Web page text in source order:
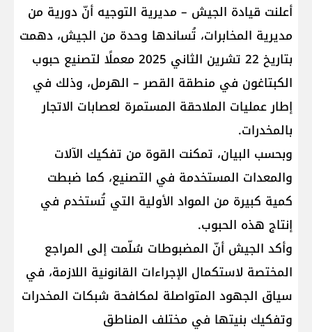
أعلنت قيادة الجيش – مديرية التوجيه أنّ دورية من
مديرية المخابرات، تُساندها وحدة من الجيش، دهمت
بتاريخ 22 تشرين الثاني 2025 معملًا لتصنيع حبوب
الكبتاغون في منطقة القصر – الهرمل، وذلك في
إطار عمليات الملاحقة المستمرة لعصابات الاتجار
بالمخدرات.
وبحسب البيان، تمكنت القوة من تفكيك الآلات
والمعدات المستخدمة في التصنيع، كما ضبطت
كمية كبيرة من المواد الأولية التي تُستخدم في
إنتاج هذه الحبوب.
وأكد الجيش أنّ المضبوطات سُلّمت إلى المراجع
المختصة لاستكمال الإجراءات القانونية اللازمة، في
سياق الجهود المتواصلة لمكافحة شبكات المخدرات
وتفكيك بنيتها في مختلف المناطق